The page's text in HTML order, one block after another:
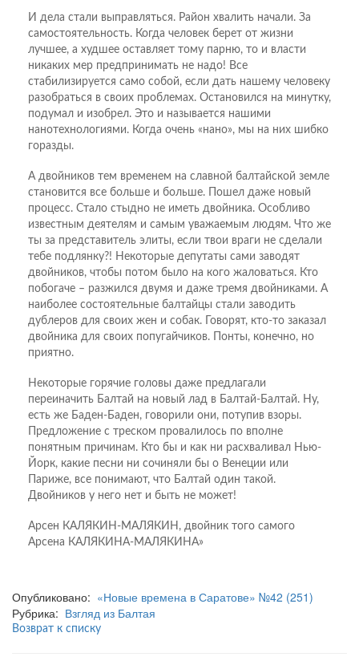
И дела стали выправляться. Район хвалить начали. За
самостоятельность. Когда человек берет от жизни
лучшее, а худшее оставляет тому парню, то и власти
никаких мер предпринимать не надо! Все
стабилизируется само собой, если дать нашему человеку
разобраться в своих проблемах. Остановился на минутку,
подумал и изобрел. Это и называется нашими
нанотехнологиями. Когда очень «нано», мы на них шибко
горазды.
А двойников тем временем на славной балтайской земле
становится все больше и больше. Пошел даже новый
процесс. Стало стыдно не иметь двойника. Особливо
известным деятелям и самым уважаемым людям. Что же
ты за представитель элиты, если твои враги не сделали
тебе подлянку?! Некоторые депутаты сами заводят
двойников, чтобы потом было на кого жаловаться. Кто
побогаче – разжился двумя и даже тремя двойниками. А
наиболее состоятельные балтайцы стали заводить
дублеров для своих жен и собак. Говорят, кто-то заказал
двойника для своих попугайчиков. Понты, конечно, но
приятно.
Некоторые горячие головы даже предлагали
переиначить Балтай на новый лад в Балтай-Балтай. Ну,
есть же Баден-Баден, говорили они, потупив взоры.
Предложение с треском провалилось по вполне
понятным причинам. Кто бы и как ни расхваливал Нью-
Йорк, какие песни ни сочиняли бы о Венеции или
Париже, все понимают, что Балтай один такой.
Двойников у него нет и быть не может!
Арсен КАЛЯКИН-МАЛЯКИН, двойник того самого
Арсена КАЛЯКИНА-МАЛЯКИНА»
Опубликовано: «Новые времена в Саратове» №42 (251)
Рубрика: Взгляд из Балтая
Возврат к списку